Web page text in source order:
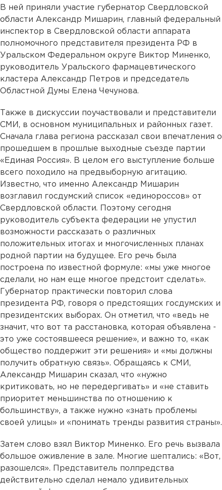
В ней приняли участие губернатор Свердловской
области Александр Мишарин, главный федеральный
инспектор в Свердловской области аппарата
полномочного представителя президента РФ в
Уральском Федеральном округе Виктор Миненко,
руководитель Уральского фармацевтического
кластера Александр Петров и председатель
Областной Думы Елена Чечунова.
Также в дискуссии поучаствовали и представители
СМИ, в основном муниципальных и районных газет.
Сначала глава региона рассказал свои впечатления о
прошедшем в прошлые выходные съезде партии
«Единая Россия». В целом его выступление больше
всего походило на предвыборную агитацию.
Известно, что именно Александр Мишарин
возглавил госдумский список «единороссов» от
Свердловской области. Поэтому сегодня
руководитель субъекта федерации не упустил
возможности рассказать о различных
положительных итогах и многочисленных планах
родной партии на будущее. Его речь была
построена по известной формуле: «мы уже многое
сделали, но нам еще многое предстоит сделать».
Губернатор практически повторил слова
президента РФ, говоря о предстоящих госдумских и
президентских выборах. Он отметил, что «ведь не
значит, что вот та расстановка, которая объявлена -
это уже состоявшееся решение», и важно то, «как
общество поддержит эти решения» и «мы должны
получить обратную связь». Обращаясь к СМИ,
Александр Мишарин сказал, что «нужно
критиковать, но не передергивать» и «не ставить
приоритет меньшинства по отношению к
большинству», а также нужно «знать проблемы
своей улицы» и «понимать тренды развития страны».
Затем слово взял Виктор Миненко. Его речь вызвала
большое оживление в зале. Многие шептались: «Вот,
разошелся». Представитель полпредства
действительно сделал немало удивительных